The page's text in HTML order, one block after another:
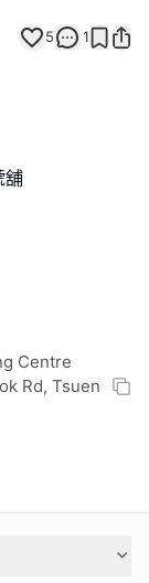
5 1
舖
Centre
Rd, Tsuen